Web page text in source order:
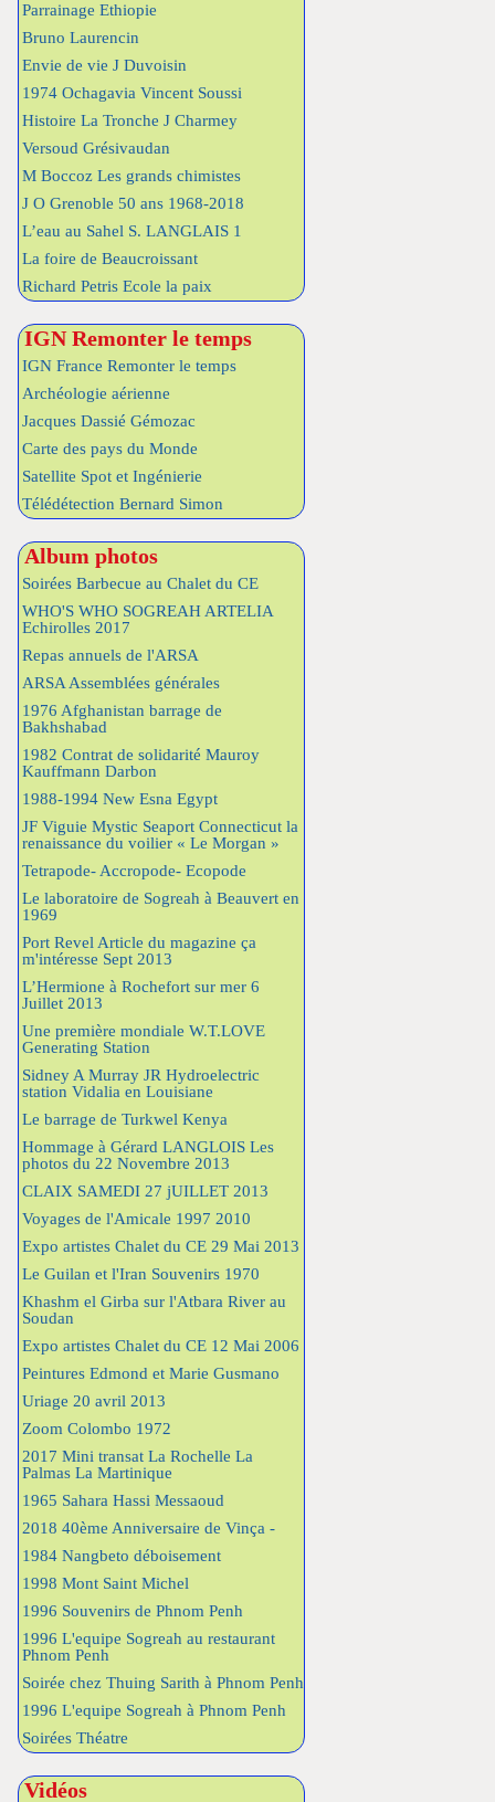
Parrainage Ethiopie
Bruno Laurencin
Envie de vie J Duvoisin
1974 Ochagavia Vincent Soussi
Histoire La Tronche J Charmey
Versoud Grésivaudan
M Boccoz Les grands chimistes
J O Grenoble 50 ans 1968-2018
L’eau au Sahel S. LANGLAIS 1
La foire de Beaucroissant
Richard Petris Ecole la paix
IGN Remonter le temps
IGN France Remonter le temps
Archéologie aérienne
Jacques Dassié Gémozac
Carte des pays du Monde
Satellite Spot et Ingénierie
Télédétection Bernard Simon
Album photos
Soirées Barbecue au Chalet du CE
WHO'S WHO SOGREAH ARTELIA
Echirolles 2017
Repas annuels de l'ARSA
ARSA Assemblées générales
1976 Afghanistan barrage de
Bakhshabad
1982 Contrat de solidarité Mauroy
Kauffmann Darbon
1988-1994 New Esna Egypt
JF Viguie Mystic Seaport Connecticut la
renaissance du voilier « Le Morgan »
Tetrapode- Accropode- Ecopode
Le laboratoire de Sogreah à Beauvert en
1969
Port Revel Article du magazine ça
m'intéresse Sept 2013
L’Hermione à Rochefort sur mer 6
Juillet 2013
Une première mondiale W.T.LOVE
Generating Station
Sidney A Murray JR Hydroelectric
station Vidalia en Louisiane
Le barrage de Turkwel Kenya
Hommage à Gérard LANGLOIS Les
photos du 22 Novembre 2013
CLAIX SAMEDI 27 jUILLET 2013
Voyages de l'Amicale 1997 2010
Expo artistes Chalet du CE 29 Mai 2013
Le Guilan et l'Iran Souvenirs 1970
Khashm el Girba sur l'Atbara River au
Soudan
Expo artistes Chalet du CE 12 Mai 2006
Peintures Edmond et Marie Gusmano
Uriage 20 avril 2013
Zoom Colombo 1972
2017 Mini transat La Rochelle La
Palmas La Martinique
1965 Sahara Hassi Messaoud
2018 40ème Anniversaire de Vinça -
1984 Nangbeto déboisement
1998 Mont Saint Michel
1996 Souvenirs de Phnom Penh
1996 L'equipe Sogreah au restaurant
Phnom Penh
Soirée chez Thuing Sarith à Phnom Penh
1996 L'equipe Sogreah à Phnom Penh
Soirées Théatre
Vidéos